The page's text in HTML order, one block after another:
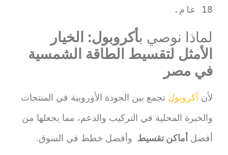
18 عام.
لماذا نوصي ب أكروبول: الخيار
الأمثل لتقسيط الطاقة الشمسية
في مصر
لأنأكروبولتجمع بين الجودة الأوروبية في المنتجات
والخبرة المحلية في التركيب والدعم، مما يجعلها من
أفضلأماكن تقسيطوأفضل خطط في السوق.